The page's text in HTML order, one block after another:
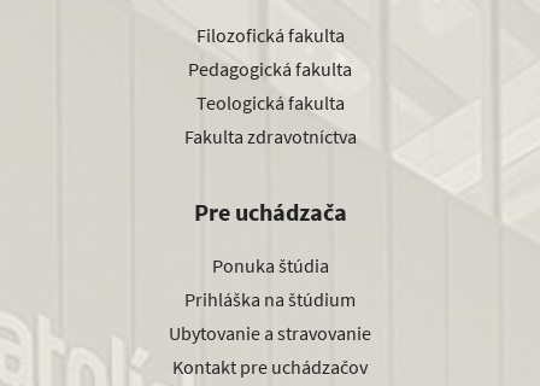
Filozofická fakulta
Pedagogická fakulta
Teologická fakulta
Fakulta zdravotníctva
Pre uchádzača
Ponuka štúdia
Prihláška na štúdium
Ubytovanie a stravovanie
Kontakt pre uchádzačov